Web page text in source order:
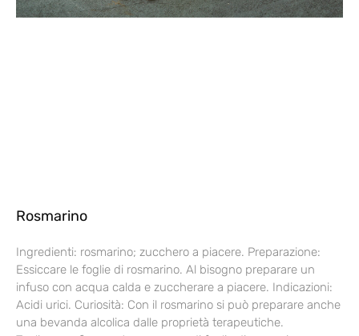
Rosmarino
Ingredienti: rosmarino; zucchero a piacere. Preparazione:
Essiccare le foglie di rosmarino. Al bisogno preparare un
infuso con acqua calda e zuccherare a piacere. Indicazioni:
Acidi urici. Curiosità: Con il rosmarino si può preparare anche
una bevanda alcolica dalle proprietà terapeutiche.